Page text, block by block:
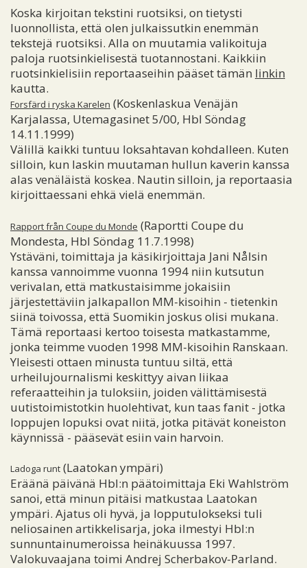
Koska kirjoitan tekstini ruotsiksi, on tietysti
luonnollista, että olen julkaissutkin enemmän
tekstejä ruotsiksi. Alla on muutamia valikoituja
paloja ruotsinkielisestä tuotannostani. Kaikkiin
ruotsinkielisiin reportaaseihin pääset tämän linkin
kautta.
Forsfärd i ryska Karelen (Koskenlaskua Venäjän
Karjalassa, Utemagasinet 5/00, Hbl Söndag
14.11.1999)
Välillä kaikki tuntuu loksahtavan kohdalleen. Kuten
silloin, kun laskin muutaman hullun kaverin kanssa
alas venäläistä koskea. Nautin silloin, ja reportaasia
kirjoittaessani ehkä vielä enemmän.
Rapport från Coupe du Monde (Raportti Coupe du
Mondesta, Hbl Söndag 11.7.1998)
Ystäväni, toimittaja ja käsikirjoittaja Jani Nålsin
kanssa vannoimme vuonna 1994 niin kutsutun
verivalan, että matkustaisimme jokaisiin
järjestettäviin jalkapallon MM-kisoihin - tietenkin
siinä toivossa, että Suomikin joskus olisi mukana.
Tämä reportaasi kertoo toisesta matkastamme,
jonka teimme vuoden 1998 MM-kisoihin Ranskaan.
Yleisesti ottaen minusta tuntuu siltä, että
urheilujournalismi keskittyy aivan liikaa
referaatteihin ja tuloksiin, joiden välittämisestä
uutistoimistotkin huolehtivat, kun taas fanit - jotka
loppujen lopuksi ovat niitä, jotka pitävät koneiston
käynnissä - pääsevät esiin vain harvoin.
Ladoga runt (Laatokan ympäri)
Eräänä päivänä Hbl:n päätoimittaja Eki Wahlström
sanoi, että minun pitäisi matkustaa Laatokan
ympäri. Ajatus oli hyvä, ja lopputulokseksi tuli
neliosainen artikkelisarja, joka ilmestyi Hbl:n
sunnuntainumeroissa heinäkuussa 1997.
Valokuvaajana toimi Andrej Scherbakov-Parland.